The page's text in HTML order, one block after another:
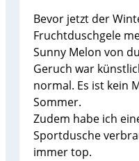
Bevor jetzt der
Fruchtduschgele
Sunny Melon von
Geruch war
normal. Es ist kein
Sommer.
Zudem habe ich
Sportdusche
immer top.